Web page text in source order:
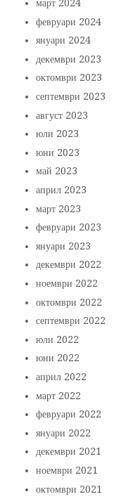
март 2024
февруари 2024
януари 2024
декември 2023
октомври 2023
септември 2023
август 2023
юли 2023
юни 2023
май 2023
април 2023
март 2023
февруари 2023
януари 2023
декември 2022
ноември 2022
октомври 2022
септември 2022
юли 2022
юни 2022
април 2022
март 2022
февруари 2022
януари 2022
декември 2021
ноември 2021
октомври 2021